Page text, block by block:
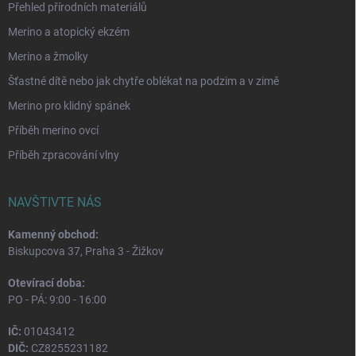
Přehled přírodních materiálů
Merino a atopický ekzém
Merino a žmolky
Šťastné dítě nebo jak chytře oblékat na podzim a v zimě
Merino pro klidný spánek
Příběh merino ovcí
Příběh zpracování vlny
NAVŠTIVTE NÁS
Kamenný obchod:
Biskupcova 37, Praha 3 - Žižkov
Otevírací doba:
PO - PÁ: 9:00 - 16:00
IČ: 01043412
DIČ: CZ8255231182